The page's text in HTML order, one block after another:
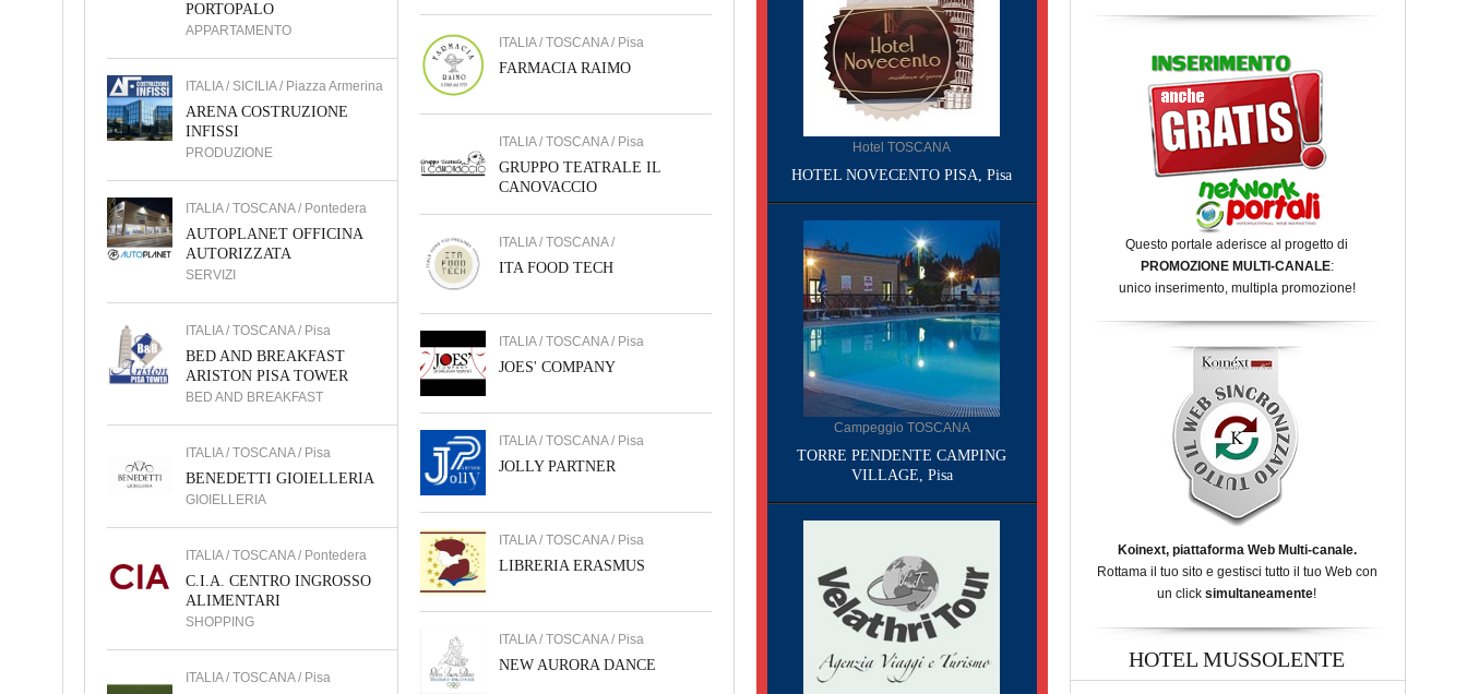
PORTOPALO
APPARTAMENTO
ITALIA / SICILIA / Piazza Armerina
ARENA COSTRUZIONE
INFISSI
PRODUZIONE
ITALIA / TOSCANA / Pontedera
AUTOPLANET OFFICINA
AUTORIZZATA
SERVIZI
ITALIA / TOSCANA / Pisa
BED AND BREAKFAST
ARISTON PISA TOWER
BED AND BREAKFAST
ITALIA / TOSCANA / Pisa
BENEDETTI GIOIELLERIA
GIOIELLERIA
ITALIA / TOSCANA / Pontedera
C.I.A. CENTRO INGROSSO
ALIMENTARI
SHOPPING
ITALIA / TOSCANA / Pisa
ITALIA / TOSCANA / Pisa
FARMACIA RAIMO
ITALIA / TOSCANA / Pisa
GRUPPO TEATRALE IL
CANOVACCIO
ITALIA / TOSCANA /
ITA FOOD TECH
ITALIA / TOSCANA / Pisa
JOES' COMPANY
ITALIA / TOSCANA / Pisa
JOLLY PARTNER
ITALIA / TOSCANA / Pisa
LIBRERIA ERASMUS
ITALIA / TOSCANA / Pisa
NEW AURORA DANCE
Hotel TOSCANA
HOTEL NOVECENTO PISA, Pisa
Campeggio TOSCANA
TORRE PENDENTE CAMPING
VILLAGE, Pisa
Questo portale aderisce al progetto di
PROMOZIONE MULTI-CANALE:
unico inserimento, multipla promozione!
Koinext, piattaforma Web Multi-canale.
Rottama il tuo sito e gestisci tutto il tuo Web con
un click simultaneamente!
HOTEL MUSSOLENTE